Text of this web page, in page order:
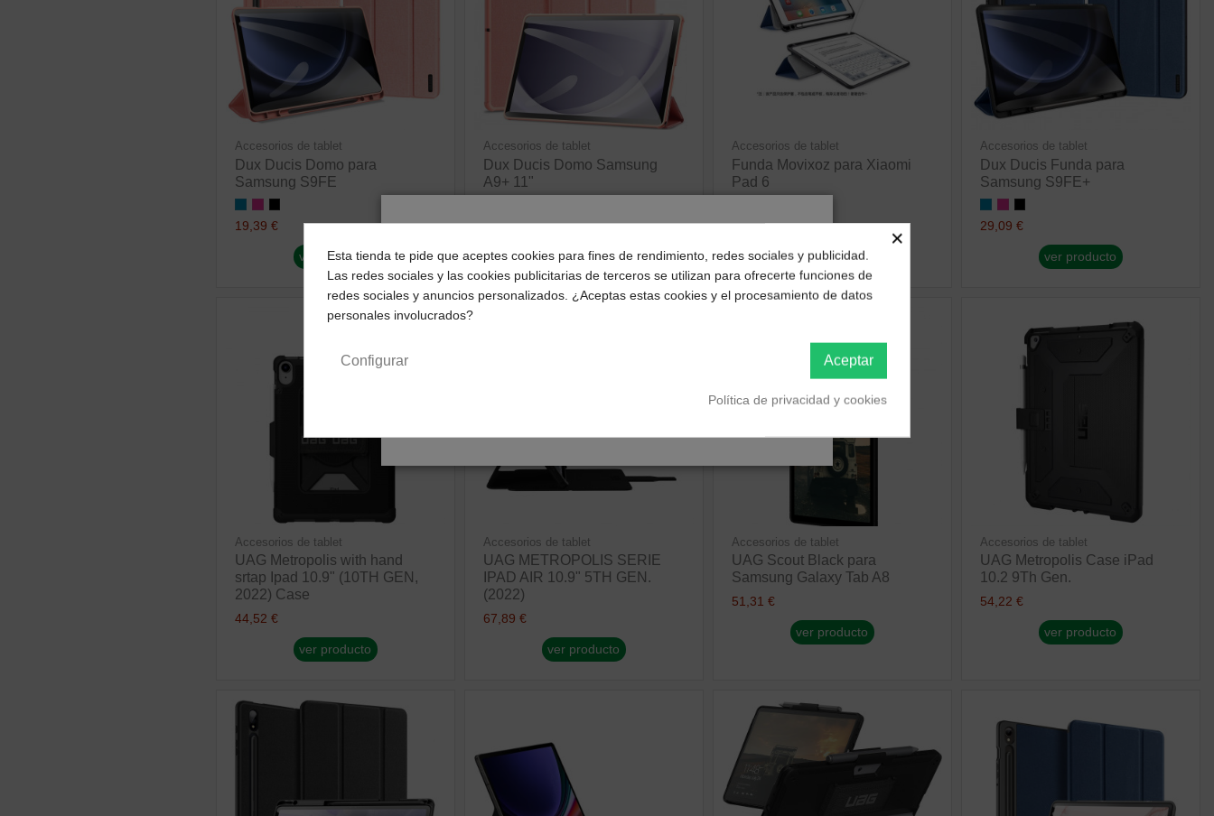
Accesorios de tablet
Dux Ducis Domo para
Samsung S9FE
19,39 €
ver producto
Accesorios de tablet
Dux Ducis Domo Samsung
A9+ 11"
19,39 €
ver producto
Accesorios de tablet
Funda Movixoz para Xiaomi
Pad 6
19,39 €
ver producto
Accesorios de tablet
Dux Ducis Funda para
Samsung S9FE+
29,09 €
ver producto
Accesorios de tablet
UAG Metropolis with hand
srtap Ipad 10.9" (10TH GEN,
2022) Case
44,52 €
ver producto
Accesorios de tablet
UAG METROPOLIS SERIE
IPAD AIR 10.9" 5TH GEN.
(2022)
67,89 €
ver producto
Accesorios de tablet
UAG Scout Black para
Samsung Galaxy Tab A8
51,31 €
ver producto
Accesorios de tablet
UAG Metropolis Case iPad
10.2 9Th Gen.
54,22 €
ver producto
¿Dónde deseas recibir tu pedido?
Selecciona tu ubicación para mostrarte los precios e
impuestos correctos para tu región.
×
Esta tienda te pide que aceptes cookies para fines de rendimiento, redes sociales y publicidad.
Las redes sociales y las cookies publicitarias de terceros se utilizan para ofrecerte funciones de
redes sociales y anuncios personalizados. ¿Aceptas estas cookies y el procesamiento de datos
personales involucrados?
Aceptar
Configurar
Política de privacidad y cookies